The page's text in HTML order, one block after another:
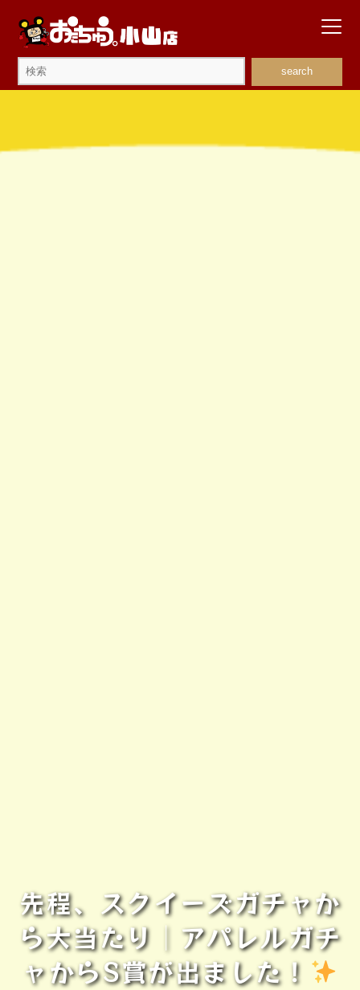
search
先程、スクイーズガチャか
ら大当たり│アパレルガチ
ャからS賞が出ました！